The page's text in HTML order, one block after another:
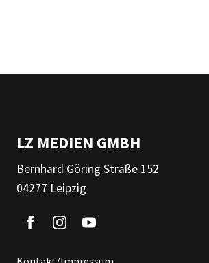
LZ MEDIEN GMBH
Bernhard Göring Straße 152
04277 Leipzig